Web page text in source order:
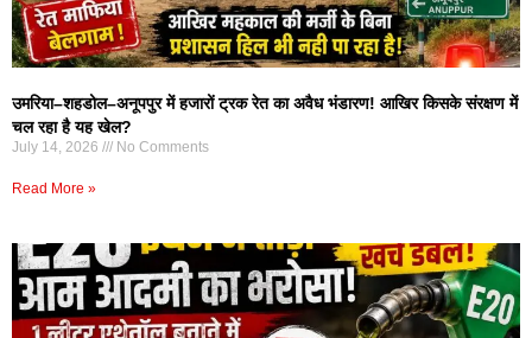
उमरिया–शहडोल–अनूपपुर में हजारों ट्रक रेत का अवैध भंडारण! आखिर किसके संरक्षण में
चल रहा है यह खेल?
July 14, 2026 No Comments
Read More »